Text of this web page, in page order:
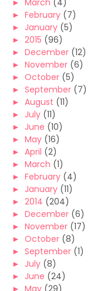
► March (4)
► February (7)
► January (5)
► 2015 (96)
► December (12)
► November (6)
► October (5)
► September (7)
► August (11)
► July (11)
► June (10)
► May (16)
► April (2)
► March (1)
► February (4)
► January (11)
► 2014 (204)
► December (6)
► November (17)
► October (8)
► September (1)
► July (8)
► June (24)
► May (29)